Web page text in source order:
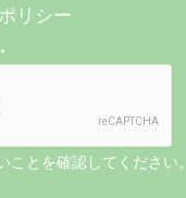
リシー
*
ことを確認してください。